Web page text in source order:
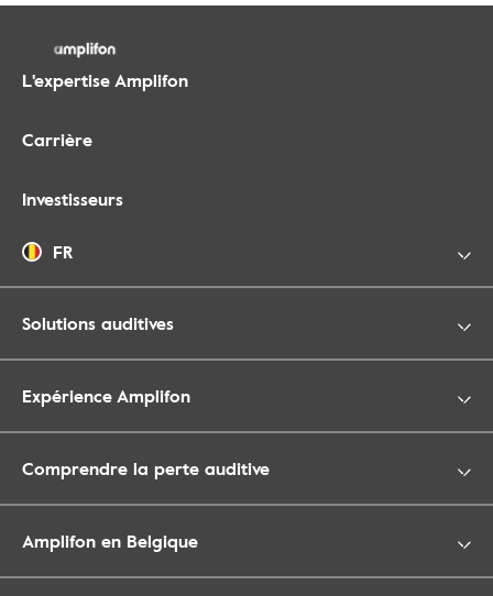
L'expertise Amplifon
Carrière
Investisseurs
FR
Solutions auditives
Expérience Amplifon
Comprendre la perte auditive
Amplifon en Belgique